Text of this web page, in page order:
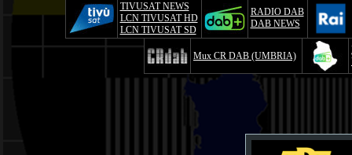
TIVUSAT NEWS
LCN TIVUSAT HD
LCN TIVUSAT SD
RADIO DAB
DAB NEWS
Mux CR DAB (UMBRIA)